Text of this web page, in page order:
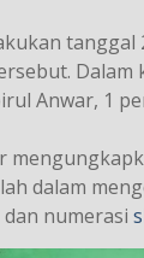
Anwar, 1
dalam
numerasi